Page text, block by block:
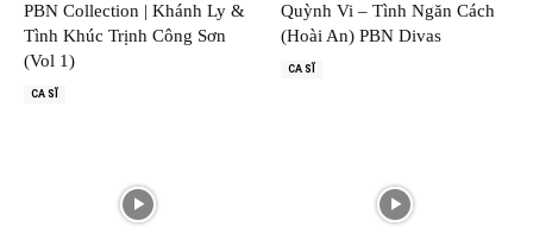
PBN Collection | Khánh Ly &
Tình Khúc Trịnh Công Sơn
(Vol 1)
CA SĨ
Quỳnh Vi – Tình Ngăn Cách
(Hoài An) PBN Divas
CA SĨ